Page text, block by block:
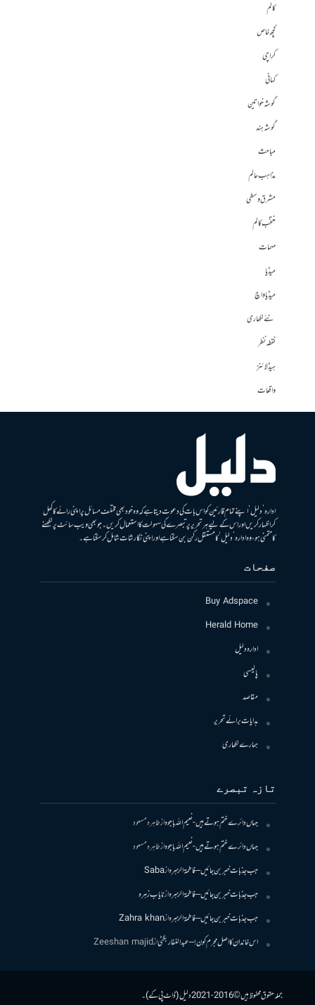
کالم
کچھ خاص
کراچی
کہانی
گوشہ خواتین
گوشہ ہند
مباحث
مذاہب عالم
مشرق وسطی
منتخب کالم
مہمات
میڈیا
میڈیا واچ
نئے لکھاری
نقطہ نظر
ہیڈلائنز
واقعات
ادارہ ’دلیل‘ اپنے تمام قارئین کو اس بات کی دعوت دیتا ہے کہ وہ خود بھی مختلف مسائل پر اپنی رائے کا کھل
کر اظہار کریں اور اس کے لیے ہر تحریر پر تبصرے کی سہولت کا استعمال کریں۔ جو بھی ویب سائٹ پر لکھنے
کا متمنی ہو، وہ ادارہ ’دلیل‘ کا مستقل رکن بن سکتا ہے اور اپنی نگارشات شامل کرسکتا ہے۔
صفحات
Buy Adspace
Herald Home
ادارہ دلیل
پالیسی
مقاصد
ہدایات برائے تحریر
ہمارے لکھاری
تازہ تبصرے
جہاں دائرے ختم ہوتے ہیں- نعیم اللہ باجوہازطاہرہ مسعود
جہاں دائرے ختم ہوتے ہیں- نعیم اللہ باجوہازطاہرہ مسعود
جب جذبات خبر بن جائیں – فاطمۃالزہرہازSaba
جب جذبات خبر بن جائیں – فاطمۃالزہرہازنایاب زہرہ
جب جذبات خبر بن جائیں – فاطمۃالزہرہازZahra khan
اس خاندان کا اصل مجرم کون! – عبدالغفار بگٹیازZeeshan majid
جملہ حقوق محفوظ ہیں © 2016-2021 دلیل (ڈاٹ پی کے)۔